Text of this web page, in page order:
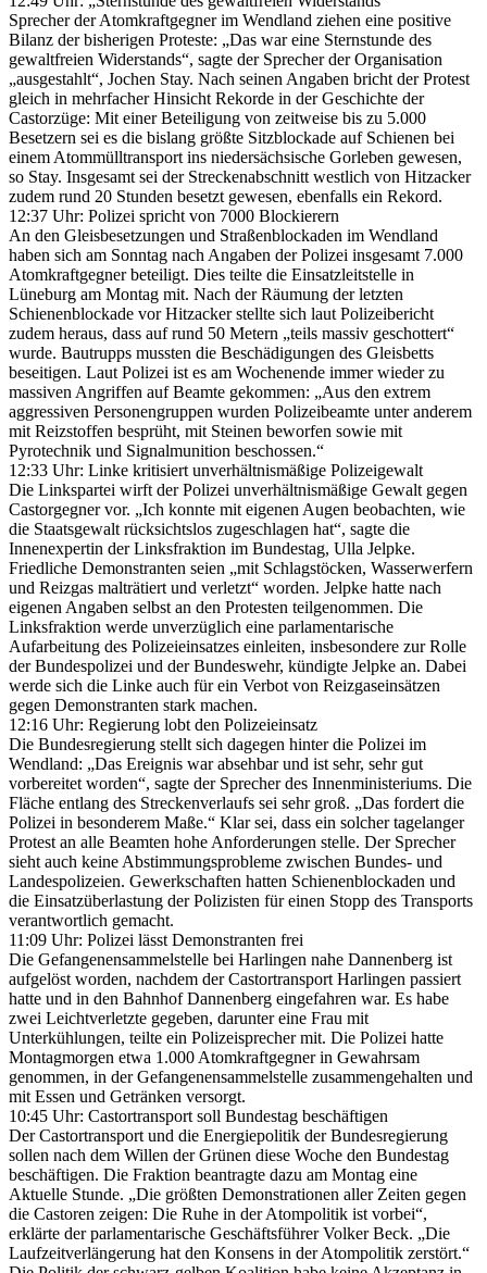
Sprecher der Atomkraftgegner im Wendland ziehen eine positive
Bilanz der bisherigen Proteste: „Das war eine Sternstunde des
gewaltfreien Widerstands“, sagte der Sprecher der Organisation
„ausgestahlt“, Jochen Stay. Nach seinen Angaben bricht der Protest
gleich in mehrfacher Hinsicht Rekorde in der Geschichte der
Castorzüge: Mit einer Beteiligung von zeitweise bis zu 5.000
Besetzern sei es die bislang größte Sitzblockade auf Schienen bei
einem Atommülltransport ins niedersächsische Gorleben gewesen,
so Stay. Insgesamt sei der Streckenabschnitt westlich von Hitzacker
zudem rund 20 Stunden besetzt gewesen, ebenfalls ein Rekord.
12:37 Uhr: Polizei spricht von 7000 Blockierern
An den Gleisbesetzungen und Straßenblockaden im Wendland
haben sich am Sonntag nach Angaben der Polizei insgesamt 7.000
Atomkraftgegner beteiligt. Dies teilte die Einsatzleitstelle in
Lüneburg am Montag mit. Nach der Räumung der letzten
Schienenblockade vor Hitzacker stellte sich laut Polizeibericht
zudem heraus, dass auf rund 50 Metern „teils massiv geschottert“
wurde. Bautrupps mussten die Beschädigungen des Gleisbetts
beseitigen. Laut Polizei ist es am Wochenende immer wieder zu
massiven Angriffen auf Beamte gekommen: „Aus den extrem
aggressiven Personengruppen wurden Polizeibeamte unter anderem
mit Reizstoffen besprüht, mit Steinen beworfen sowie mit
Pyrotechnik und Signalmunition beschossen.“
12:33 Uhr: Linke kritisiert unverhältnismäßige Polizeigewalt
Die Linkspartei wirft der Polizei unverhältnismäßige Gewalt gegen
Castorgegner vor. „Ich konnte mit eigenen Augen beobachten, wie
die Staatsgewalt rücksichtslos zugeschlagen hat“, sagte die
Innenexpertin der Linksfraktion im Bundestag, Ulla Jelpke.
Friedliche Demonstranten seien „mit Schlagstöcken, Wasserwerfern
und Reizgas malträtiert und verletzt“ worden. Jelpke hatte nach
eigenen Angaben selbst an den Protesten teilgenommen. Die
Linksfraktion werde unverzüglich eine parlamentarische
Aufarbeitung des Polizeieinsatzes einleiten, insbesondere zur Rolle
der Bundespolizei und der Bundeswehr, kündigte Jelpke an. Dabei
werde sich die Linke auch für ein Verbot von Reizgaseinsätzen
gegen Demonstranten stark machen.
12:16 Uhr: Regierung lobt den Polizeieinsatz
Die Bundesregierung stellt sich dagegen hinter die Polizei im
Wendland: „Das Ereignis war absehbar und ist sehr, sehr gut
vorbereitet worden“, sagte der Sprecher des Innenministeriums. Die
Fläche entlang des Streckenverlaufs sei sehr groß. „Das fordert die
Polizei in besonderem Maße.“ Klar sei, dass ein solcher tagelanger
Protest an alle Beamten hohe Anforderungen stelle. Der Sprecher
sieht auch keine Abstimmungsprobleme zwischen Bundes- und
Landespolizeien. Gewerkschaften hatten Schienenblockaden und
die Einsatzüberlastung der Polizisten für einen Stopp des Transports
verantwortlich gemacht.
11:09 Uhr: Polizei lässt Demonstranten frei
Die Gefangenensammelstelle bei Harlingen nahe Dannenberg ist
aufgelöst worden, nachdem der Castortransport Harlingen passiert
hatte und in den Bahnhof Dannenberg eingefahren war. Es habe
zwei Leichtverletzte gegeben, darunter eine Frau mit
Unterkühlungen, teilte ein Polizeisprecher mit. Die Polizei hatte
Montagmorgen etwa 1.000 Atomkraftgegner in Gewahrsam
genommen, in der Gefangenensammelstelle zusammengehalten und
mit Essen und Getränken versorgt.
10:45 Uhr: Castortransport soll Bundestag beschäftigen
Der Castortransport und die Energiepolitik der Bundesregierung
sollen nach dem Willen der Grünen diese Woche den Bundestag
beschäftigen. Die Fraktion beantragte dazu am Montag eine
Aktuelle Stunde. „Die größten Demonstrationen aller Zeiten gegen
die Castoren zeigen: Die Ruhe in der Atompolitik ist vorbei“,
erklärte der parlamentarische Geschäftsführer Volker Beck. „Die
Laufzeitverlängerung hat den Konsens in der Atompolitik zerstört.“